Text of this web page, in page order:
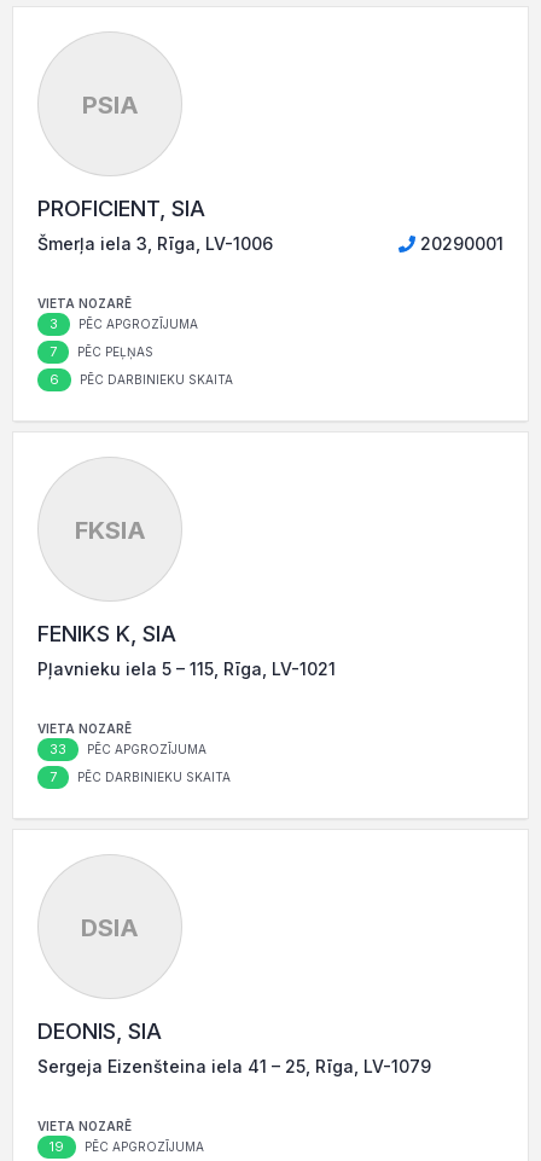
PSIA
PROFICIENT, SIA
Šmerļa iela 3, Rīga, LV-1006 20290001
VIETA NOZARĒ
3 PĒC APGROZĪJUMA
7 PĒC PEĻŅAS
6 PĒC DARBINIEKU SKAITA
FKSIA
FENIKS K, SIA
Pļavnieku iela 5 – 115, Rīga, LV-1021
VIETA NOZARĒ
33 PĒC APGROZĪJUMA
7 PĒC DARBINIEKU SKAITA
DSIA
DEONIS, SIA
Sergeja Eizenšteina iela 41 – 25, Rīga, LV-1079
VIETA NOZARĒ
19 PĒC APGROZĪJUMA